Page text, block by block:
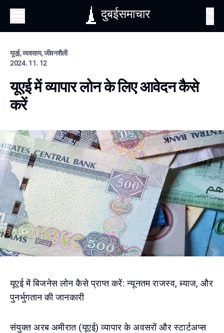
दुबईसमाचार
यूएई, व्यवसाय, जीवनशैली
2024. 11. 12
यूएई में व्यापार लोन के लिए आवेदन कैसे
करें
यूएई में बिजनेस लोन कैसे प्राप्त करें: न्यूनतम राजस्व, ब्याज, और
पुनर्भुगतान की जानकारी
संयुक्त अरब अमीरात (यूएई) व्यापार के अवसरों और स्टार्टअप्स